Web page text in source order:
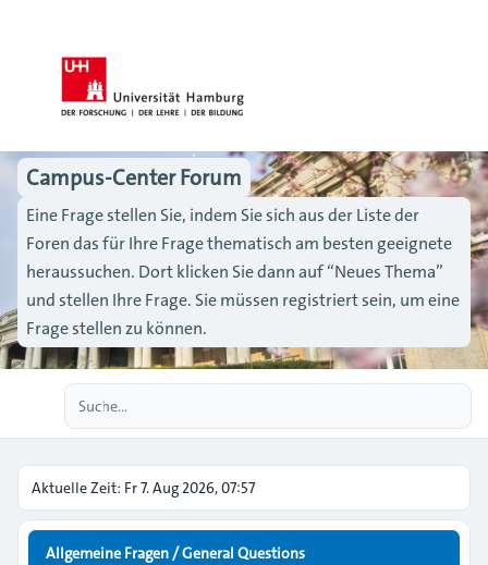
Campus-Center Forum
Eine Frage stellen Sie, indem Sie sich aus der Liste der
Foren das für Ihre Frage thematisch am besten geeignete
heraussuchen. Dort klicken Sie dann auf “Neues Thema”
und stellen Ihre Frage. Sie müssen registriert sein, um eine
Frage stellen zu können.
Aktuelle Zeit: Fr 7. Aug 2026, 07:57
Allgemeine Fragen / General Questions